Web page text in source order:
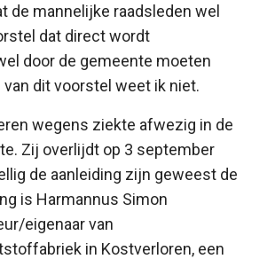
de mannelijke raadsleden wel
dat direct wordt
door de gemeente moeten
dit voorstel weet ik niet.
wegens ziekte afwezig in de
Zij overlijdt op 3 september
de aanleiding zijn geweest de
is Harmannus Simon
eigenaar van
in Kostverloren, een